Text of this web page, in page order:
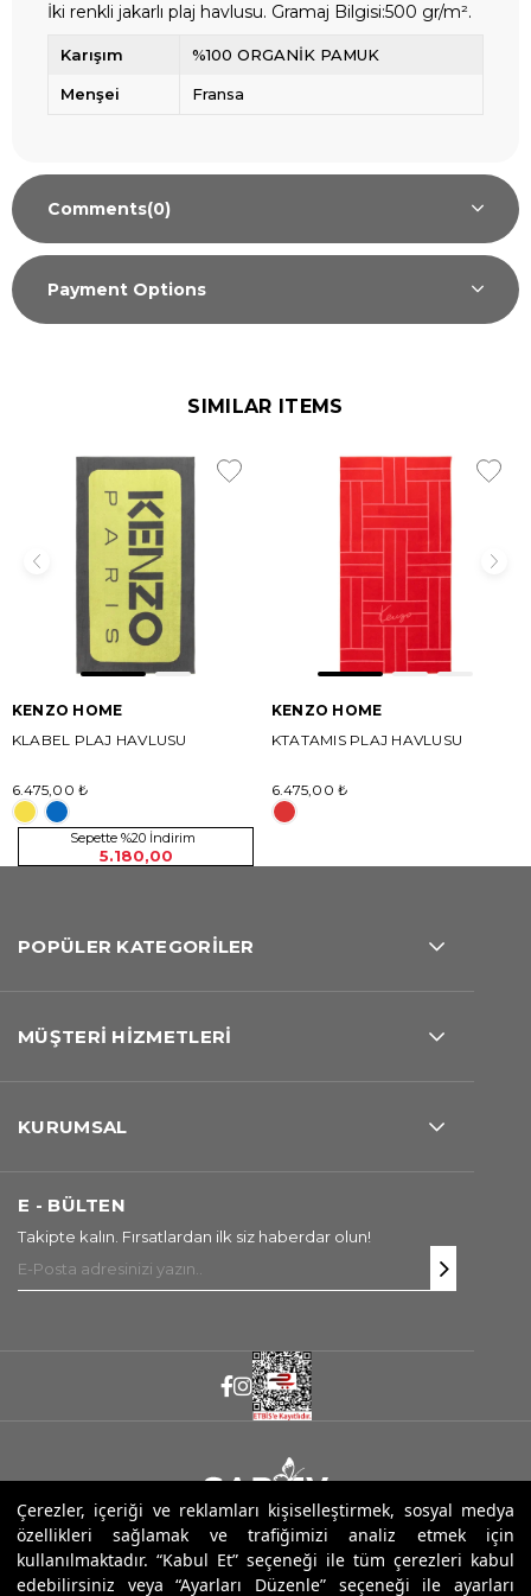
Çerezler, içeriği ve reklamları kişiselleştirmek, sosyal medya
özellikleri sağlamak ve trafiğimizi analiz etmek için
kullanılmaktadır. “Kabul Et” seçeneği ile tüm çerezleri kabul
edebilirsiniz veya “Ayarları Düzenle” seçeneği ile ayarları
İki renkli jakarlı plaj havlusu. Gramaj Bilgisi:500 gr/m².
Karışım %100 ORGANİK PAMUK
Menşei Fransa
Comments(0)
Payment Options
SIMILAR ITEMS
KENZO HOME
KLABEL PLAJ HAVLUSU
6.475,00 ₺
Sepette %20 İndirim
5.180,00
KENZO HOME
KTATAMIS PLAJ HAVLUSU
6.475,00 ₺
POPÜLER KATEGORİLER
MÜŞTERİ HİZMETLERİ
KURUMSAL
E - BÜLTEN
Takipte kalın. Fırsatlardan ilk siz haberdar olun!
Copyright ® 2025 Sarev. Tüm Hakları Saklıdır.